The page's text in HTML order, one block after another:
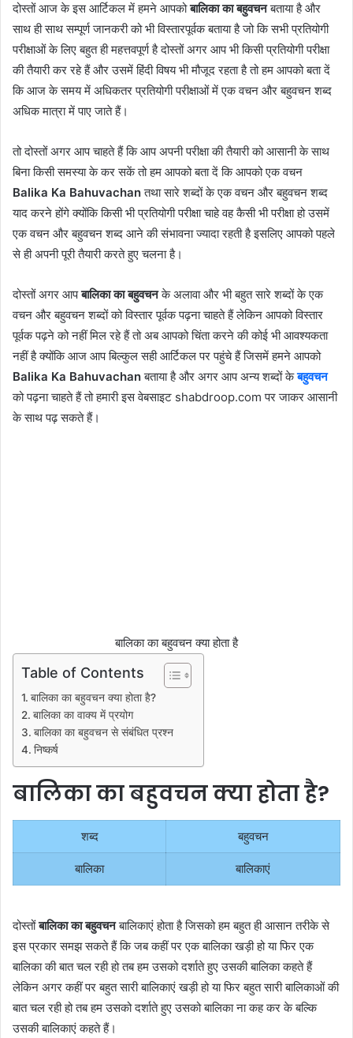
दोस्तों आज के इस आर्टिकल में हमने आपकोबालिका का बहुवचनबताया है और
साथ ही साथ सम्पूर्ण जानकरी को भी विस्तारपूर्वक बताया है जो कि सभी प्रतियोगी
परीक्षाओं के लिए बहुत ही महत्तवपूर्ण है दोस्तों अगर आप भी किसी प्रतियोगी परीक्षा
की तैयारी कर रहे हैं और उसमें हिंदी विषय भी मौजूद रहता है तो हम आपको बता दें
कि आज के समय में अधिकतर प्रतियोगी परीक्षाओं में एक वचन और बहुवचन शब्द
अधिक मात्रा में पाए जाते हैं।
तो दोस्तों अगर आप चाहते हैं कि आप अपनी परीक्षा की तैयारी को आसानी के साथ
बिना किसी समस्या के कर सकें तो हम आपको बता दें कि आपको एक वचन
Balika Ka Bahuvachanतथा सारे शब्दों के एक वचन और बहुवचन शब्द
याद करने होंगे क्योंकि किसी भी प्रतियोगी परीक्षा चाहे वह कैसी भी परीक्षा हो उसमें
एक वचन और बहुवचन शब्द आने की संभावना ज्यादा रहती है इसलिए आपको पहले
से ही अपनी पूरी तैयारी करते हुए चलना है।
दोस्तों अगर आपबालिका का बहुवचनके अलावा और भी बहुत सारे शब्दों के एक
वचन और बहुवचन शब्दों को विस्तार पूर्वक पढ़ना चाहते हैं लेकिन आपको विस्तार
पूर्वक पढ़ने को नहीं मिल रहे हैं तो अब आपको चिंता करने की कोई भी आवश्यकता
नहीं है क्योंकि आज आप बिल्कुल सही आर्टिकल पर पहुंचे हैं जिसमें हमने आपको
Balika Ka Bahuvachanबताया है और अगर आप अन्य शब्दों केबहुवचन
को पढ़ना चाहते हैं तो हमारी इस वेबसाइट shabdroop.com पर जाकर आसानी
के साथ पढ़ सकते हैं।
बालिका का बहुवचन क्या होता है
Table of Contents
बालिका का बहुवचन क्या होता है?
बालिका का वाक्य में प्रयोग
बालिका का बहुवचन से संबंधित प्रश्न
निष्कर्ष
बालिका का बहुवचन क्या होता है?
शब्द बहुवचन
बालिका बालिकाएं
दोस्तोंबालिका का बहुवचनबालिकाएं होता है जिसको हम बहुत ही आसान तरीके से
इस प्रकार समझ सकते हैं कि जब कहीं पर एक बालिका खड़ी हो या फिर एक
बालिका की बात चल रही हो तब हम उसको दर्शाते हुए उसकी बालिका कहते हैं
लेकिन अगर कहीं पर बहुत सारी बालिकाएं खड़ी हो या फिर बहुत सारी बालिकाओं की
बात चल रही हो तब हम उसको दर्शाते हुए उसको बालिका ना कह कर के बल्कि
उसकी बालिकाएं कहते हैं।